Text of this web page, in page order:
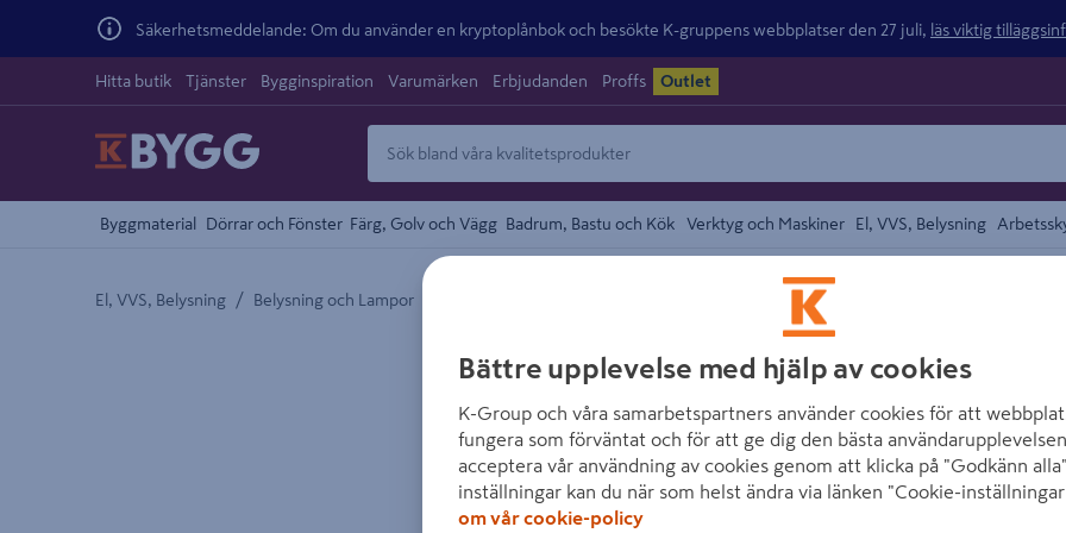
Säkerhetsmeddelande: Om du använder en kryptoplånbok och besökte K-gruppens webbplatser den 27 juli, läs viktig
Hitta butik Tjänster Bygginspiration Varumärken Erbjudanden Proffs Outlet
Byggmaterial Dörrar och Fönster Färg, Golv och Vägg Badrum, Bastu och Kök Verktyg och Maskiner El, VVS, Belysning
El, VVS, Belysning / Belysning och Lampor
Artikelnummer 2168553
Vägg- eller takmonterad
Bättre upplevelse med hjälp av cookies
K-Group och våra samarbetspartners använder cookies för att
fungera som förväntat och för att ge dig den bästa
acceptera vår användning av cookies genom att klicka på "Godkänn
inställningar kan du när som helst ändra via länken "Cookie-
om vår cookie-policy